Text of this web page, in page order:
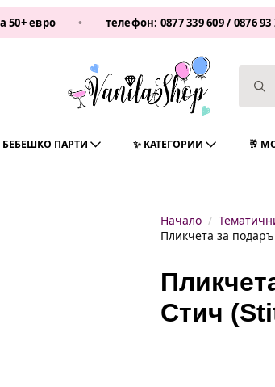
• телефон:0877 339 609/0876 93 22 25 •
БЕБЕШКО ПАРТИ ✨ КАТЕГОРИИ 🥂
Начало
Пликчета за
Стич